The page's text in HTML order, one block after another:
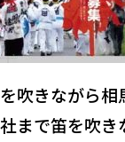
吹きながら
まで笛を吹